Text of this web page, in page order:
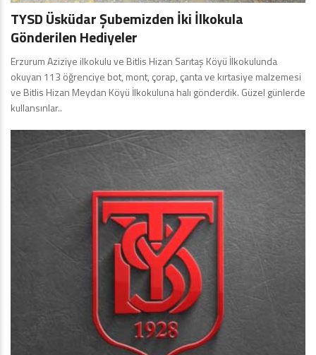
TYSD Üsküdar Şubemizden İki İlkokula
Gönderilen Hediyeler
Erzurum Aziziye ilkokulu ve Bitlis Hizan Sarıtaş Köyü İlkokulunda
okuyan 113 öğrenciye bot, mont, çorap, çanta ve kırtasiye malzemesi
ve Bitlis Hizan Meydan Köyü İlkokuluna halı gönderdik. Güzel günlerde
kullansınlar..